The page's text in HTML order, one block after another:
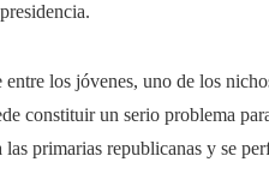
los jóvenes, uno de los
constituir un serio problema
primarias republicanas y se